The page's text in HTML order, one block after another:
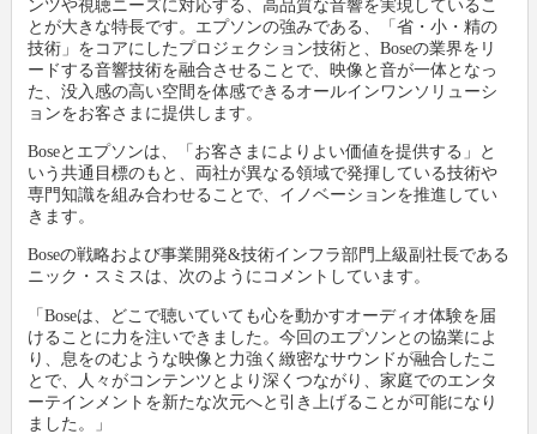
お問い合わせ
プライバシーポリシー
利用規約
ンツや視聴ニーズに対応する、高品質な音響を実現しているこ
とが大きな特長です。エプソンの強みである、「省・小・精の
技術」をコアにしたプロジェクション技術と、Boseの業界をリ
ードする音響技術を融合させることで、映像と音が一体となっ
た、没入感の高い空間を体感できるオールインワンソリューシ
ョンをお客さまに提供します。
Boseとエプソンは、「お客さまによりよい価値を提供する」と
いう共通目標のもと、両社が異なる領域で発揮している技術や
専門知識を組み合わせることで、イノベーションを推進してい
きます。
Boseの戦略および事業開発&技術インフラ部門上級副社長である
ニック・スミスは、次のようにコメントしています。
「Boseは、どこで聴いていても心を動かすオーディオ体験を届
けることに力を注いできました。今回のエプソンとの協業によ
り、息をのむような映像と力強く緻密なサウンドが融合したこ
とで、人々がコンテンツとより深くつながり、家庭でのエンタ
ーテインメントを新たな次元へと引き上げることが可能になり
ました。」